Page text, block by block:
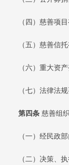
（四）慈善项目
（五）慈善信托
（六）重大资产
（七）法律法规
第四条 慈善组
（一）经民政部
（二）决策、执